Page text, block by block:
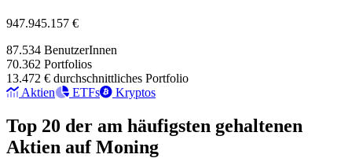
947.945.157 €
87.534 BenutzerInnen
70.362 Portfolios
13.472 € durchschnittliches Portfolio
Aktien
ETFs Kryptos
Top 20 der am häufigsten gehaltenen
Aktien auf Moning